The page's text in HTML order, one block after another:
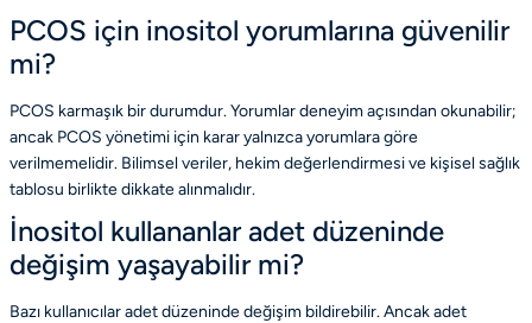
PCOS için inositol yorumlarına güvenilir
mi?
PCOS karmaşık bir durumdur. Yorumlar deneyim açısından okunabilir;
ancak PCOS yönetimi için karar yalnızca yorumlara göre
verilmemelidir. Bilimsel veriler, hekim değerlendirmesi ve kişisel sağlık
tablosu birlikte dikkate alınmalıdır.
İnositol kullananlar adet düzeninde
değişim yaşayabilir mi?
Bazı kullanıcılar adet düzeninde değişim bildirebilir. Ancak adet